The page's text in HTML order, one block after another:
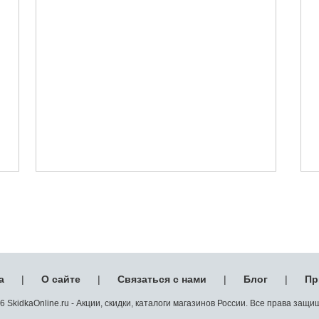
| О сайте | Связаться с нами | Блог |
SkidkaOnline.ru - Акции, скидки, каталоги магазинов России. Все права